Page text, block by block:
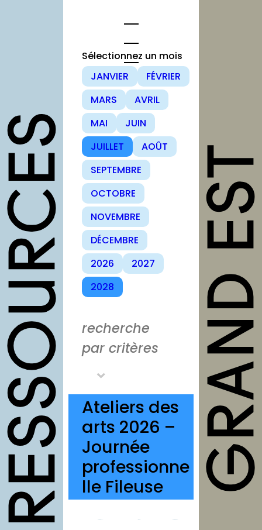
opportunités
Appels à
candidature
Offres d’emploi
et stage
Formations
Soutiens
Mutualisation
outils
Fiches
Modèles
Guides
Chartes
Publications
Forum
agenda
annuaires
structures
Sélectionnez un mois
JANVIER
FÉVRIER
MARS
AVRIL
MAI
JUIN
JUILLET
AOÛT
SEPTEMBRE
OCTOBRE
NOVEMBRE
DÉCEMBRE
2026
2027
2028
recherche
par critères
Ateliers des
arts 2026 –
Journée
professionne
lle Fileuse